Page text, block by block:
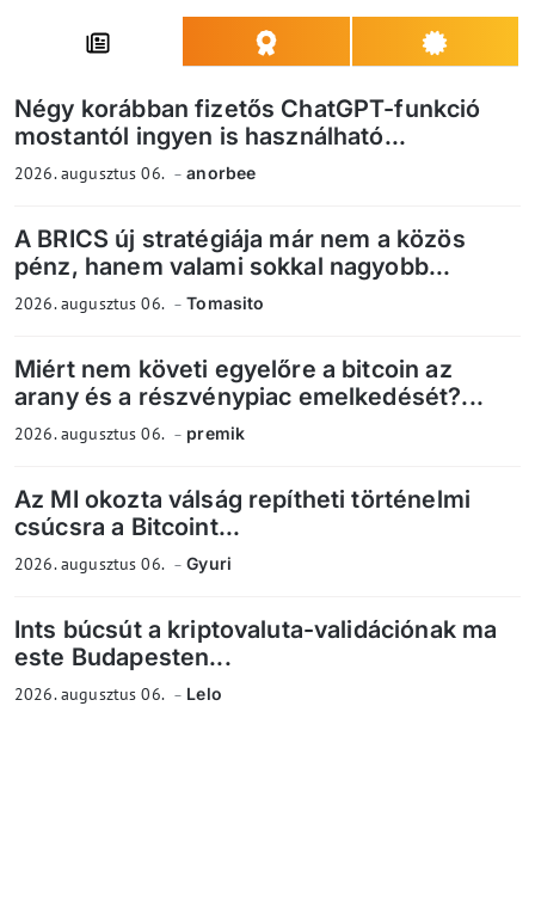
Négy korábban fizetős ChatGPT-funkció
mostantól ingyen is használható...
2026. augusztus 06. anorbee
A BRICS új stratégiája már nem a közös
pénz, hanem valami sokkal nagyobb...
2026. augusztus 06. Tomasito
Miért nem követi egyelőre a bitcoin az
arany és a részvénypiac emelkedését?...
2026. augusztus 06. premik
Az MI okozta válság repítheti történelmi
csúcsra a Bitcoint...
2026. augusztus 06. Gyuri
Ints búcsút a kriptovaluta-validációnak ma
este Budapesten...
2026. augusztus 06. Lelo